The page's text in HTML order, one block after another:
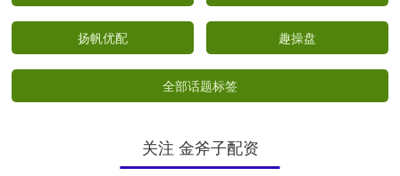
扬帆优配 趣操盘
全部话题标签
关注 金斧子配资